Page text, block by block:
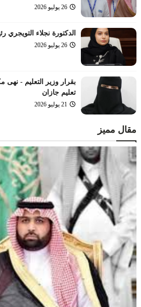
26 يوليو 2026
الدكتورة نجلاء التويجري
26 يوليو 2026
بقرار وزير التعليم -
تعليم جازان
21 يوليو 2026
مقال مميز